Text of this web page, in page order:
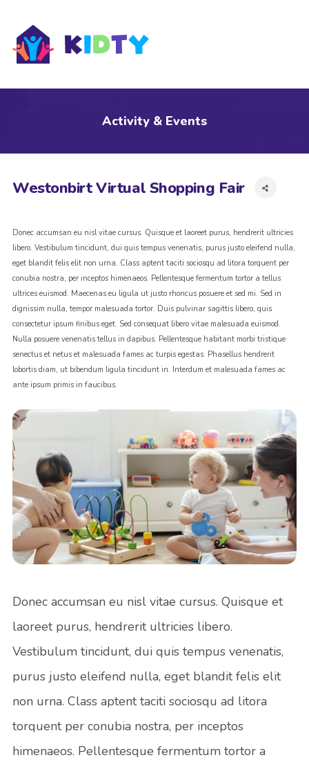
Activity & Events
Westonbirt Virtual Shopping Fair
Donec accumsan eu nisl vitae cursus. Quisque et laoreet purus, hendrerit ultricies
libero. Vestibulum tincidunt, dui quis tempus venenatis, purus justo eleifend nulla,
eget blandit felis elit non urna. Class aptent taciti sociosqu ad litora torquent per
conubia nostra, per inceptos himenaeos. Pellentesque fermentum tortor a tellus
ultrices euismod. Maecenas eu ligula ut justo rhoncus posuere et sed mi. Sed in
dignissim nulla, tempor malesuada tortor. Duis pulvinar sagittis libero, quis
consectetur ipsum finibus eget. Sed consequat libero vitae malesuada euismod.
Nulla posuere venenatis tellus in dapibus. Pellentesque habitant morbi tristique
senectus et netus et malesuada fames ac turpis egestas. Phasellus hendrerit
lobortis diam, ut bibendum ligula tincidunt in. Interdum et malesuada fames ac
ante ipsum primis in faucibus.
Donec accumsan eu nisl vitae cursus. Quisque et
laoreet purus, hendrerit ultricies libero.
Vestibulum tincidunt, dui quis tempus venenatis,
purus justo eleifend nulla, eget blandit felis elit
non urna. Class aptent taciti sociosqu ad litora
torquent per conubia nostra, per inceptos
himenaeos. Pellentesque fermentum tortor a